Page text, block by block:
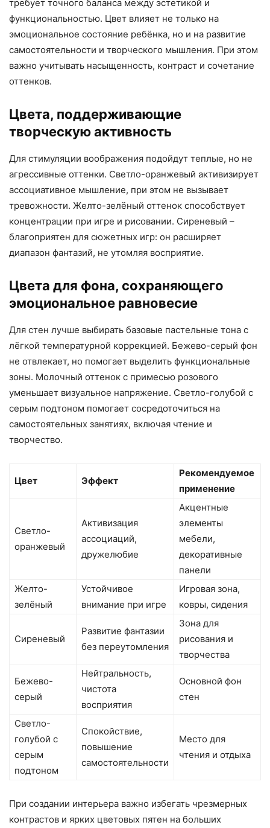
требует точного баланса между эстетикой и
функциональностью. Цвет влияет не только на
эмоциональное состояние ребёнка, но и на развитие
самостоятельности и творческого мышления. При этом
важно учитывать насыщенность, контраст и сочетание
оттенков.
Цвета, поддерживающие
творческую активность
Для стимуляции воображения подойдут теплые, но не
агрессивные оттенки. Светло-оранжевый активизирует
ассоциативное мышление, при этом не вызывает
тревожности. Желто-зелёный оттенок способствует
концентрации при игре и рисовании. Сиреневый –
благоприятен для сюжетных игр: он расширяет
диапазон фантазий, не утомляя восприятие.
Цвета для фона, сохраняющего
эмоциональное равновесие
Для стен лучше выбирать базовые пастельные тона с
лёгкой температурной коррекцией. Бежево-серый фон
не отвлекает, но помогает выделить функциональные
зоны. Молочный оттенок с примесью розового
уменьшает визуальное напряжение. Светло-голубой с
серым подтоном помогает сосредоточиться на
самостоятельных занятиях, включая чтение и
творчество.
Цвет Эффект
Рекомендуемое
применение
Светло-
оранжевый
Активизация
ассоциаций,
дружелюбие
Акцентные
элементы
мебели,
декоративные
панели
Желто-
зелёный
Устойчивое
внимание при игре
Игровая зона,
ковры, сидения
Сиреневый
Развитие фантазии
без переутомления
Зона для
рисования и
творчества
Бежево-
серый
Нейтральность,
чистота
восприятия
Основной фон
стен
Светло-
голубой с
серым
подтоном
Спокойствие,
повышение
самостоятельности
Место для
чтения и отдыха
При создании интерьера важно избегать чрезмерных
контрастов и ярких цветовых пятен на больших